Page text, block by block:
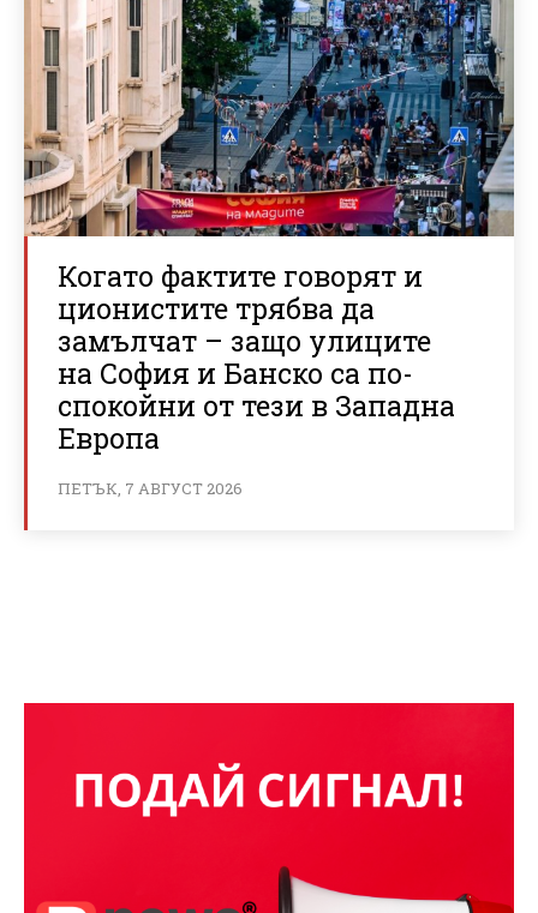
Когато фактите говорят и
ционистите трябва да
замълчат – защо улиците
на София и Банско са по-
спокойни от тези в Западна
Европа
ПЕТЪК, 7 АВГУСТ 2026